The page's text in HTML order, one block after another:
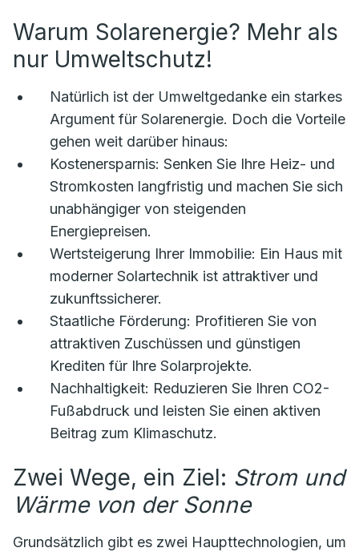
Warum Solarenergie? Mehr als
nur Umweltschutz!
Natürlich ist der Umweltgedanke ein starkes
Argument für Solarenergie. Doch die Vorteile
gehen weit darüber hinaus:
Kostenersparnis: Senken Sie Ihre Heiz- und
Stromkosten langfristig und machen Sie sich
unabhängiger von steigenden
Energiepreisen.
Wertsteigerung Ihrer Immobilie: Ein Haus mit
moderner Solartechnik ist attraktiver und
zukunftssicherer.
Staatliche Förderung: Profitieren Sie von
attraktiven Zuschüssen und günstigen
Krediten für Ihre Solarprojekte.
Nachhaltigkeit: Reduzieren Sie Ihren CO2-
Fußabdruck und leisten Sie einen aktiven
Beitrag zum Klimaschutz.
Zwei Wege, ein Ziel: Strom und
Wärme von der Sonne
Grundsätzlich gibt es zwei Haupttechnologien, um